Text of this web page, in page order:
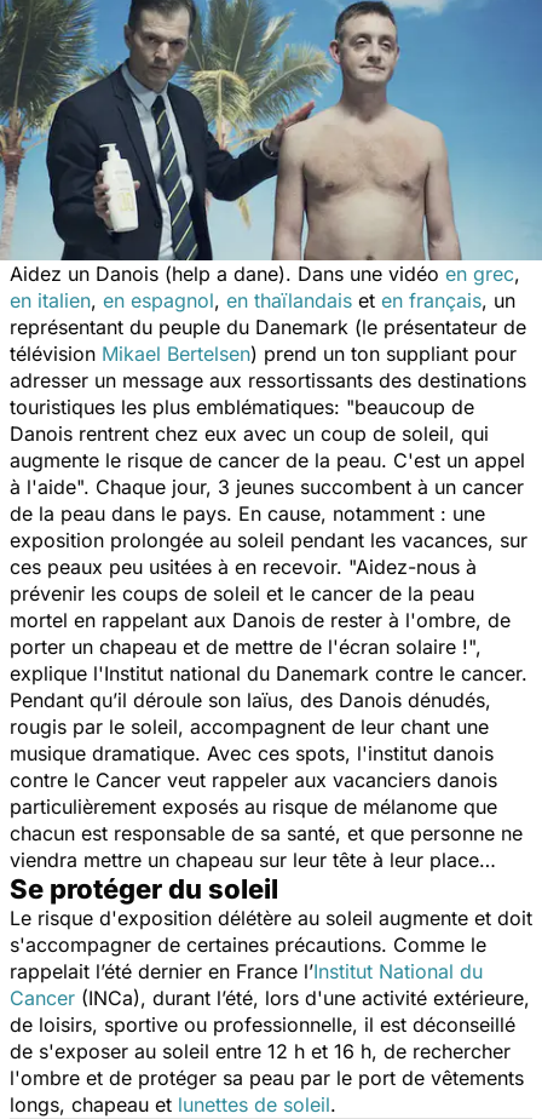
Aidez un Danois (help a dane). Dans une vidéo en grec,
en italien, en espagnol, en thaïlandais et en français, un
représentant du peuple du Danemark (le présentateur de
télévision Mikael Bertelsen) prend un ton suppliant pour
adresser un message aux ressortissants des destinations
touristiques les plus emblématiques: "beaucoup de
Danois rentrent chez eux avec un coup de soleil, qui
augmente le risque de cancer de la peau. C'est un appel
à l'aide". Chaque jour, 3 jeunes succombent à un cancer
de la peau dans le pays. En cause, notamment : une
exposition prolongée au soleil pendant les vacances, sur
ces peaux peu usitées à en recevoir. "Aidez-nous à
prévenir les coups de soleil et le cancer de la peau
mortel en rappelant aux Danois de rester à l'ombre, de
porter un chapeau et de mettre de l'écran solaire !",
explique l'Institut national du Danemark contre le cancer.
Pendant qu’il déroule son laïus, des Danois dénudés,
rougis par le soleil, accompagnent de leur chant une
musique dramatique. Avec ces spots, l'institut danois
contre le Cancer veut rappeler aux vacanciers danois
particulièrement exposés au risque de mélanome que
chacun est responsable de sa santé, et que personne ne
viendra mettre un chapeau sur leur tête à leur place…
Se protéger du soleil
Le risque d'exposition délétère au soleil augmente et doit
s'accompagner de certaines précautions. Comme le
rappelait l’été dernier en France l’Institut National du
Cancer (INCa), durant l’été, lors d'une activité extérieure,
de loisirs, sportive ou professionnelle, il est déconseillé
de s'exposer au soleil entre 12 h et 16 h, de rechercher
l'ombre et de protéger sa peau par le port de vêtements
longs, chapeau et lunettes de soleil.